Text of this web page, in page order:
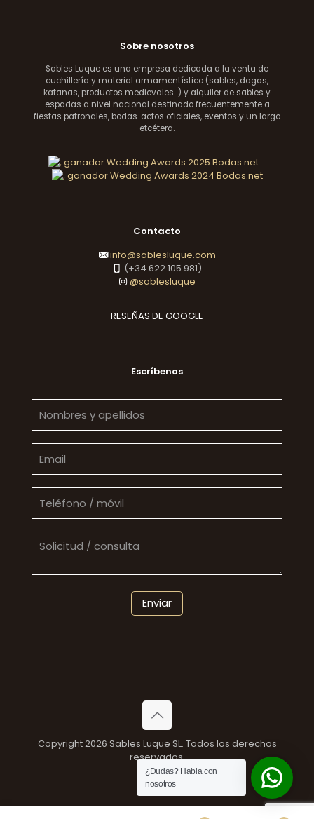
Sobre nosotros
Sables Luque es una empresa dedicada a la venta de
cuchillería y material armamentístico (sables, dagas,
katanas, productos medievales...) y alquiler de sables y
espadas a nivel nacional destinado frecuentemente a
fiestas patronales, bodas. actos oficiales, eventos y un largo
etcétera.
Contacto
info@sablesluque.com
(+34 622 105 981)
@sablesluque
RESEÑAS DE GOOGLE
Escríbenos
Copyright 2026 Sables Luque SL. Todos los derechos
reservados.
¿Dudas? Habla con
nosotros